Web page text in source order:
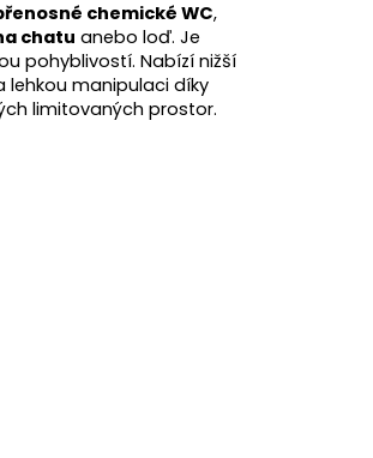
chemické WC,
chatu anebo loď. Je
pohyblivostí. Nabízí nižší
lehkou manipulaci díky
limitovaných prostor.